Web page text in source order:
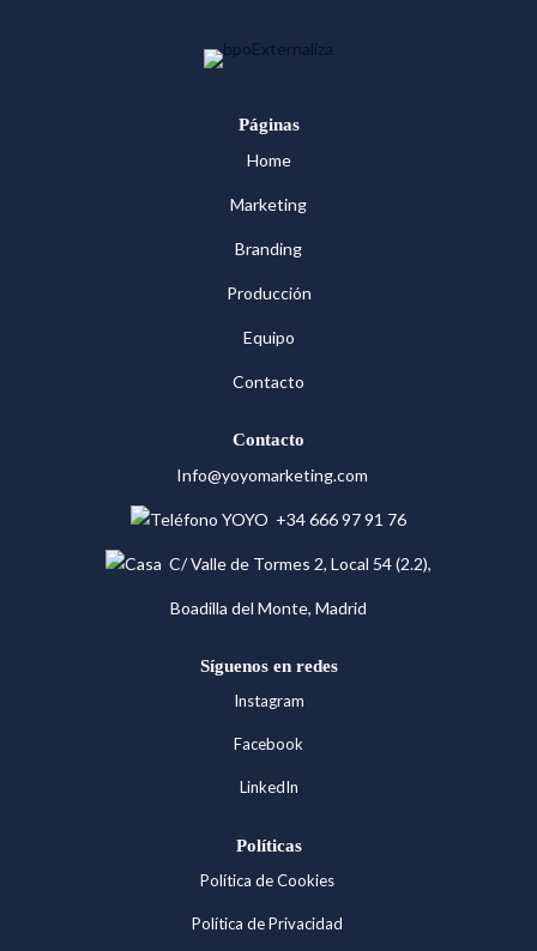
Páginas
Home
Marketing
Branding
Producción
Equipo
Contacto
Contacto
Info@yoyomarketing.com
+34 666 97 91 76
C/ Valle de Tormes 2, Local 54 (2.2),
Boadilla del Monte, Madrid
Síguenos en redes
Instagram
Facebook
LinkedIn
Políticas
Política de Cookies
Política de Privacidad